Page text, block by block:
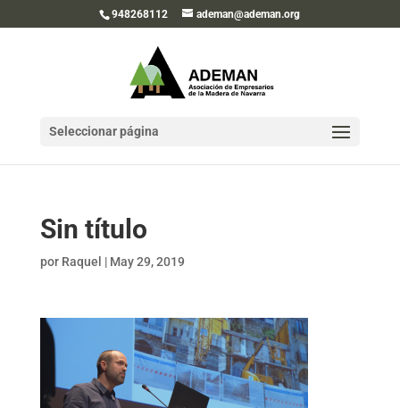
948268112 ademan@ademan.org
Seleccionar página
Sin título
por Raquel | May 29, 2019